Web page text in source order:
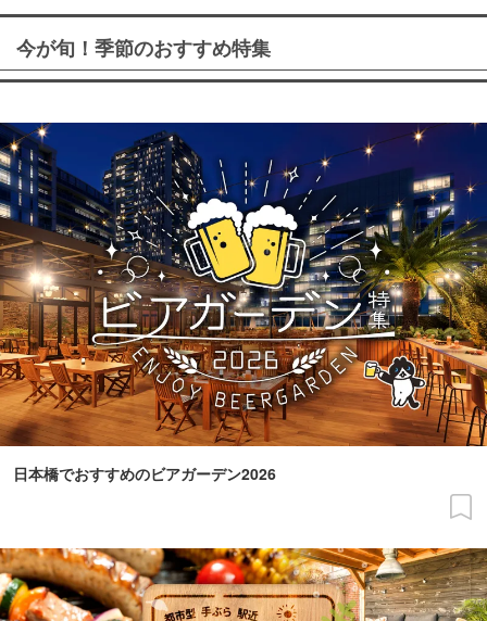
今が旬！季節のおすすめ特集
日本橋でおすすめのビアガーデン2026